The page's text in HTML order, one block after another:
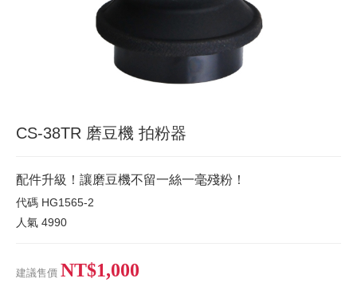
CS-38TR 磨豆機 拍粉器
配件升級！讓磨豆機不留一絲一毫殘粉！
代碼 HG1565-2
人氣 4990
建議售價 NT$1,000